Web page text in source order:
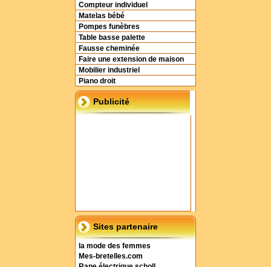
Compteur individuel
Matelas bébé
Pompes funèbres
Table basse palette
Fausse cheminée
Faire une extension de maison
Mobilier industriel
Piano droit
Publicité
Sites partenaire
la mode des femmes
Mes-bretelles.com